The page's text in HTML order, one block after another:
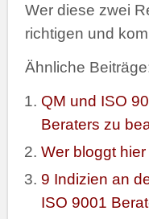
Wer diese zwei
richtigen und
Ähnliche
QM und ISO
Beraters zu
Wer bloggt
9 Indizien an
ISO 9001